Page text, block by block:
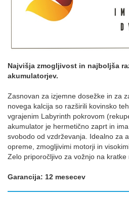
Najvišja zmogljivost in najboljša
akumulatorjev.
Zasnovan za izjemne dosežke in za
novega kalcija so razširili kovinsko
vgrajenim Labyrinth pokrovom
akumulator je hermetično zaprt in
svobodo od vzdrževanja. Idealno za
opreme, zmogljivimi motorji in
Zelo priporočljivo za vožnjo na kratke
Garancija: 12 mesecev